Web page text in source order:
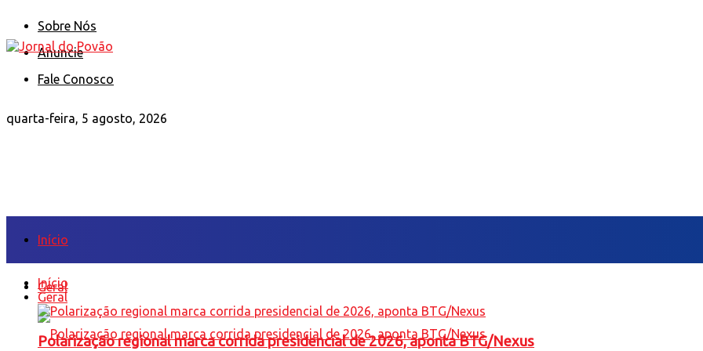
Sobre Nós
Anuncie
Fale Conosco
quarta-feira, 5 agosto, 2026
Início
Geral
Início
Geral
Polarização regional marca corrida presidencial de 2026, aponta BTG/Nexus